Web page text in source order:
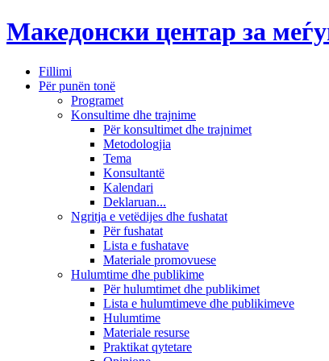
Македонски центар за
Fillimi
Për punën tonë
Programet
Konsultime dhe trajnime
Për konsultimet dhe trajnimet
Metodologjia
Tema
Konsultantë
Kalendari
Deklaruan...
Ngritja e vetëdijes dhe fushatat
Për fushatat
Lista e fushatave
Materiale promovuese
Hulumtime dhe publikime
Për hulumtimet dhe publikimet
Lista e hulumtimeve dhe publikimeve
Hulumtime
Materiale resurse
Praktikat qytetare